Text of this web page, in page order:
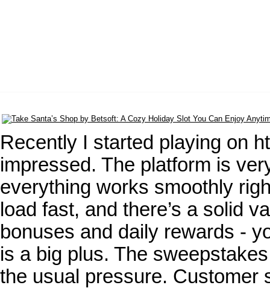
Recently I started playing on
impressed. The platform is
everything works smoothly
load fast, and there’s a solid
bonuses and daily rewards -
is a big plus. The
the usual pressure.